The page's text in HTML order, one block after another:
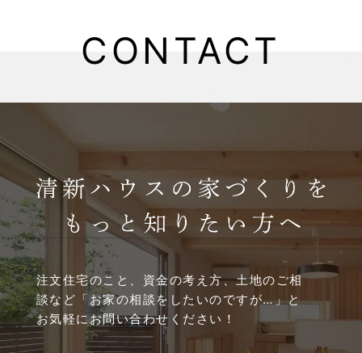
2025年5月
2025年2月
2025年1月
2024年12月
2024年11月
2024年10月
CONTACT
注文住宅のこと、資金の考え方、土地のご相
談など 「お家の相談をしたいのですが…」と
お気軽にお問い合わせください！